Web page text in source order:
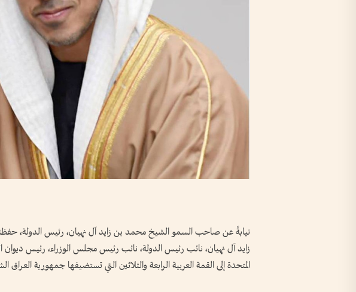
نيابةً عن صاحب السمو الشيخ محمد بن زايد آل نهيان، رئيس الدولة،
زايد آل نهيان، نائب رئيس الدولة، نائب رئيس مجلس الوزراء، رئيس ديوان
المتحدة إلى القمة العربية الرابعة والثلاثين التي تستضيفها جمهورية العراق